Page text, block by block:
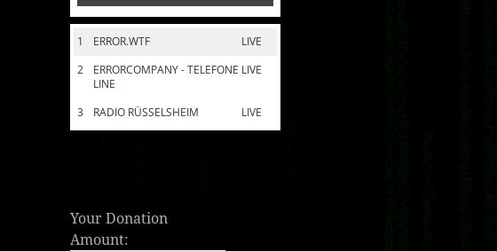
1 LIVE
ERROR.WTF
2
LIVE
ERRORCOMPANY - TELEFONE
LINE
3
LIVE
RADIO RÜSSELSHEIM
Your Donation
Amount: